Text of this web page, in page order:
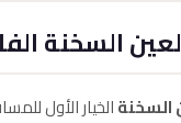
السخنة
السخنةالخيار الأول